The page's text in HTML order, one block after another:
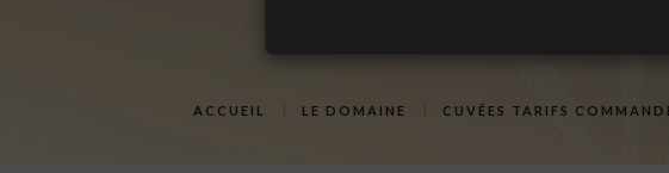
ACCUEIL LE DOMAINE CUVÉES TARIFS